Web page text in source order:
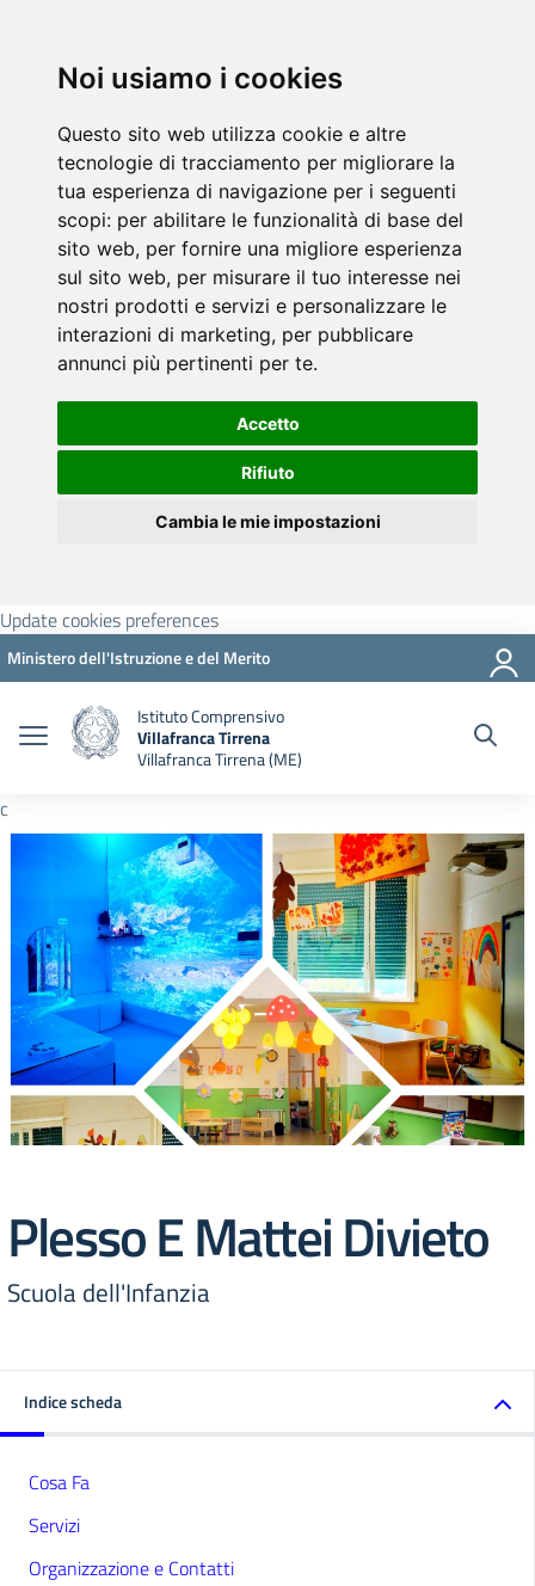
Noi usiamo i cookies
Questo sito web utilizza cookie e altre
tecnologie di tracciamento per migliorare la
tua esperienza di navigazione per i seguenti
scopi: per abilitare le funzionalità di base del
sito web, per fornire una migliore esperienza
sul sito web, per misurare il tuo interesse nei
nostri prodotti e servizi e personalizzare le
interazioni di marketing, per pubblicare
annunci più pertinenti per te.
Accetto
Rifiuto
Cambia le mie impostazioni
Update cookies preferences
Ministero dell'Istruzione e del Merito
Istituto Comprensivo
Villafranca Tirrena
Villafranca Tirrena (ME)
c
Plesso E Mattei Divieto
Scuola dell'Infanzia
Indice scheda
Cosa Fa
Servizi
Organizzazione e Contatti